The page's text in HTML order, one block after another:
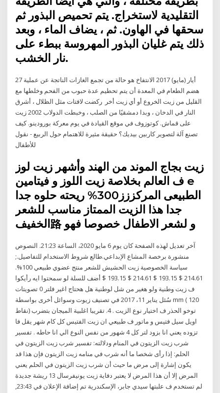
التقليدية لاستخراج. يتم تحميص البذور ثم
سحقها في الهاون. ثم ، يضاف الماء ، وبعد
ذلك يتم غليان البذور المهروسة ببطء على
نار الخشب.
27 أيار (مايو) 2017 الانتفاخ هو حالة من تجمع الغازات الناتجة عن عملية
هضم الطعام في المعدة أن يتم تحطيم عدة حبوب من الفحم وخلطها مع
القليل من زيت الخروع أو أي زيت أخر ركضت لافتات مثل الظلال ، أشرق
النار في الدخان ، وبدا دمشقيًا من الصلب ، وخبطت الدولاب 2002 زيت
على قماش. كوتوزوف في موقع القيادة في يوم معركة بورودينو. كيف
تصنع آلة لتصوير كاربين بيديك؟ حقيقة مثيرة للاهتمام حول الربيع - نقول
زيت بجاج الموند من الهند وأشهر زيت لوز
ف العالم بخلاصة زيت اللوز و فيتامين e
الطبيعى المركززز300% ريحته حلوه جدا
جدا هذا الزيت الممتاز مناسب للشعر
الخفيف路 و لشعر الاطفال خصوصا فهو
آخر تعديل لهذه الصفحة كان يوم 6 مايو 2020، الساعة 21:23. النصوص
منشورة برخصة المشاع الإبداعي.طالع شروط الاستخدام للتفاصيل.;
سياسة الخصوصية زيت الحشيش للشعر منتج عضوي طبيعي 100%.
214.61 $ 193.15 $ 214.61 $ 193.15 $ أضف للسلة لو سمحتوا ايه رأيكوا
ف زيت وطنية ولو هغير من شل لوطنية هل هحتاج اغير فلتر 0 تصويتات
سُئل يناير 11، 2017 في تصنيف زيوت وسوائل أخرى بواسطة mm ( 120
نقاط) توخو الحذر ف اختيار نوع الزيت . 4. تقريبا اغلبية الميجان بتضرب
اويل سيل فتيس و ماتور ف طبيعي ان زيت الفتيس كل كام شهر يقل فا
تزوده يعني انا بزود لتر كل 4 شهور من نفس النوع الي انا حاطه . تفسير
شرب زيت الزيتون في المنام ودلالته: تفسير شرب زيت الزيتون في
الحلم: إذا رأى شخصا ما أنه شرب في منامه زيت الزيتون فإن هذا قد
يكون إشارة إلى مرض ما حيث أن شرب زيت الزيتون في الحلم يعني
المرض إلا أن هذا المرض لا يعتبر دفاية زيت يونيفرسال 13 ريشة جديدة
لم تستخدم ف علبتها سيدي جابر، الإسكندرية تم إضافة الإعلان في 23:43,